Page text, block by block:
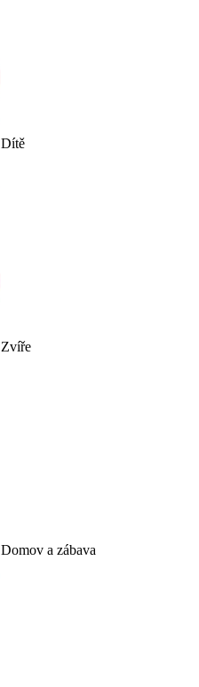
Dítě
Zvíře
Domov a zábava